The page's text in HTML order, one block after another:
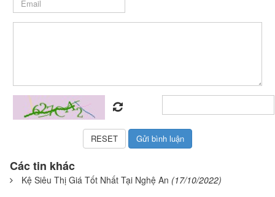
Các tin khác
Kệ Siêu Thị Giá Tốt Nhất Tại Nghệ An (17/10/2022)